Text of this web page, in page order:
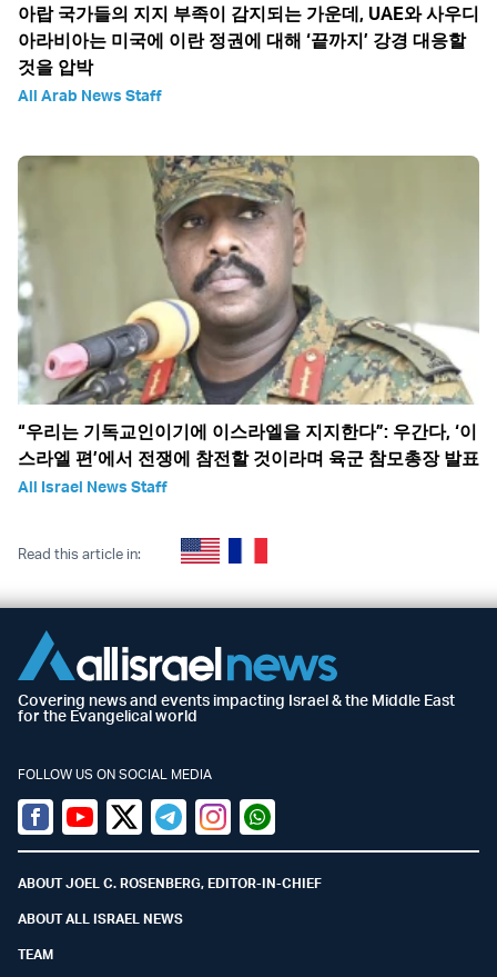
아랍 국가들의 지지 부족이 감지되는 가운데, UAE와 사우디
아라비아는 미국에 이란 정권에 대해 ‘끝까지’ 강경 대응할
것을 압박
All Arab News Staff
“우리는 기독교인이기에 이스라엘을 지지한다”: 우간다, ‘이
스라엘 편’에서 전쟁에 참전할 것이라며 육군 참모총장 발표
All Israel News Staff
Read this article in:
Covering news and events impacting Israel & the Middle East
for the Evangelical world
FOLLOW US ON SOCIAL MEDIA
Facebook
YoutubeTwitter (X)
TelegramInstagramWhatsapp
ABOUT JOEL C. ROSENBERG, EDITOR-IN-CHIEF
ABOUT ALL ISRAEL NEWS
TEAM